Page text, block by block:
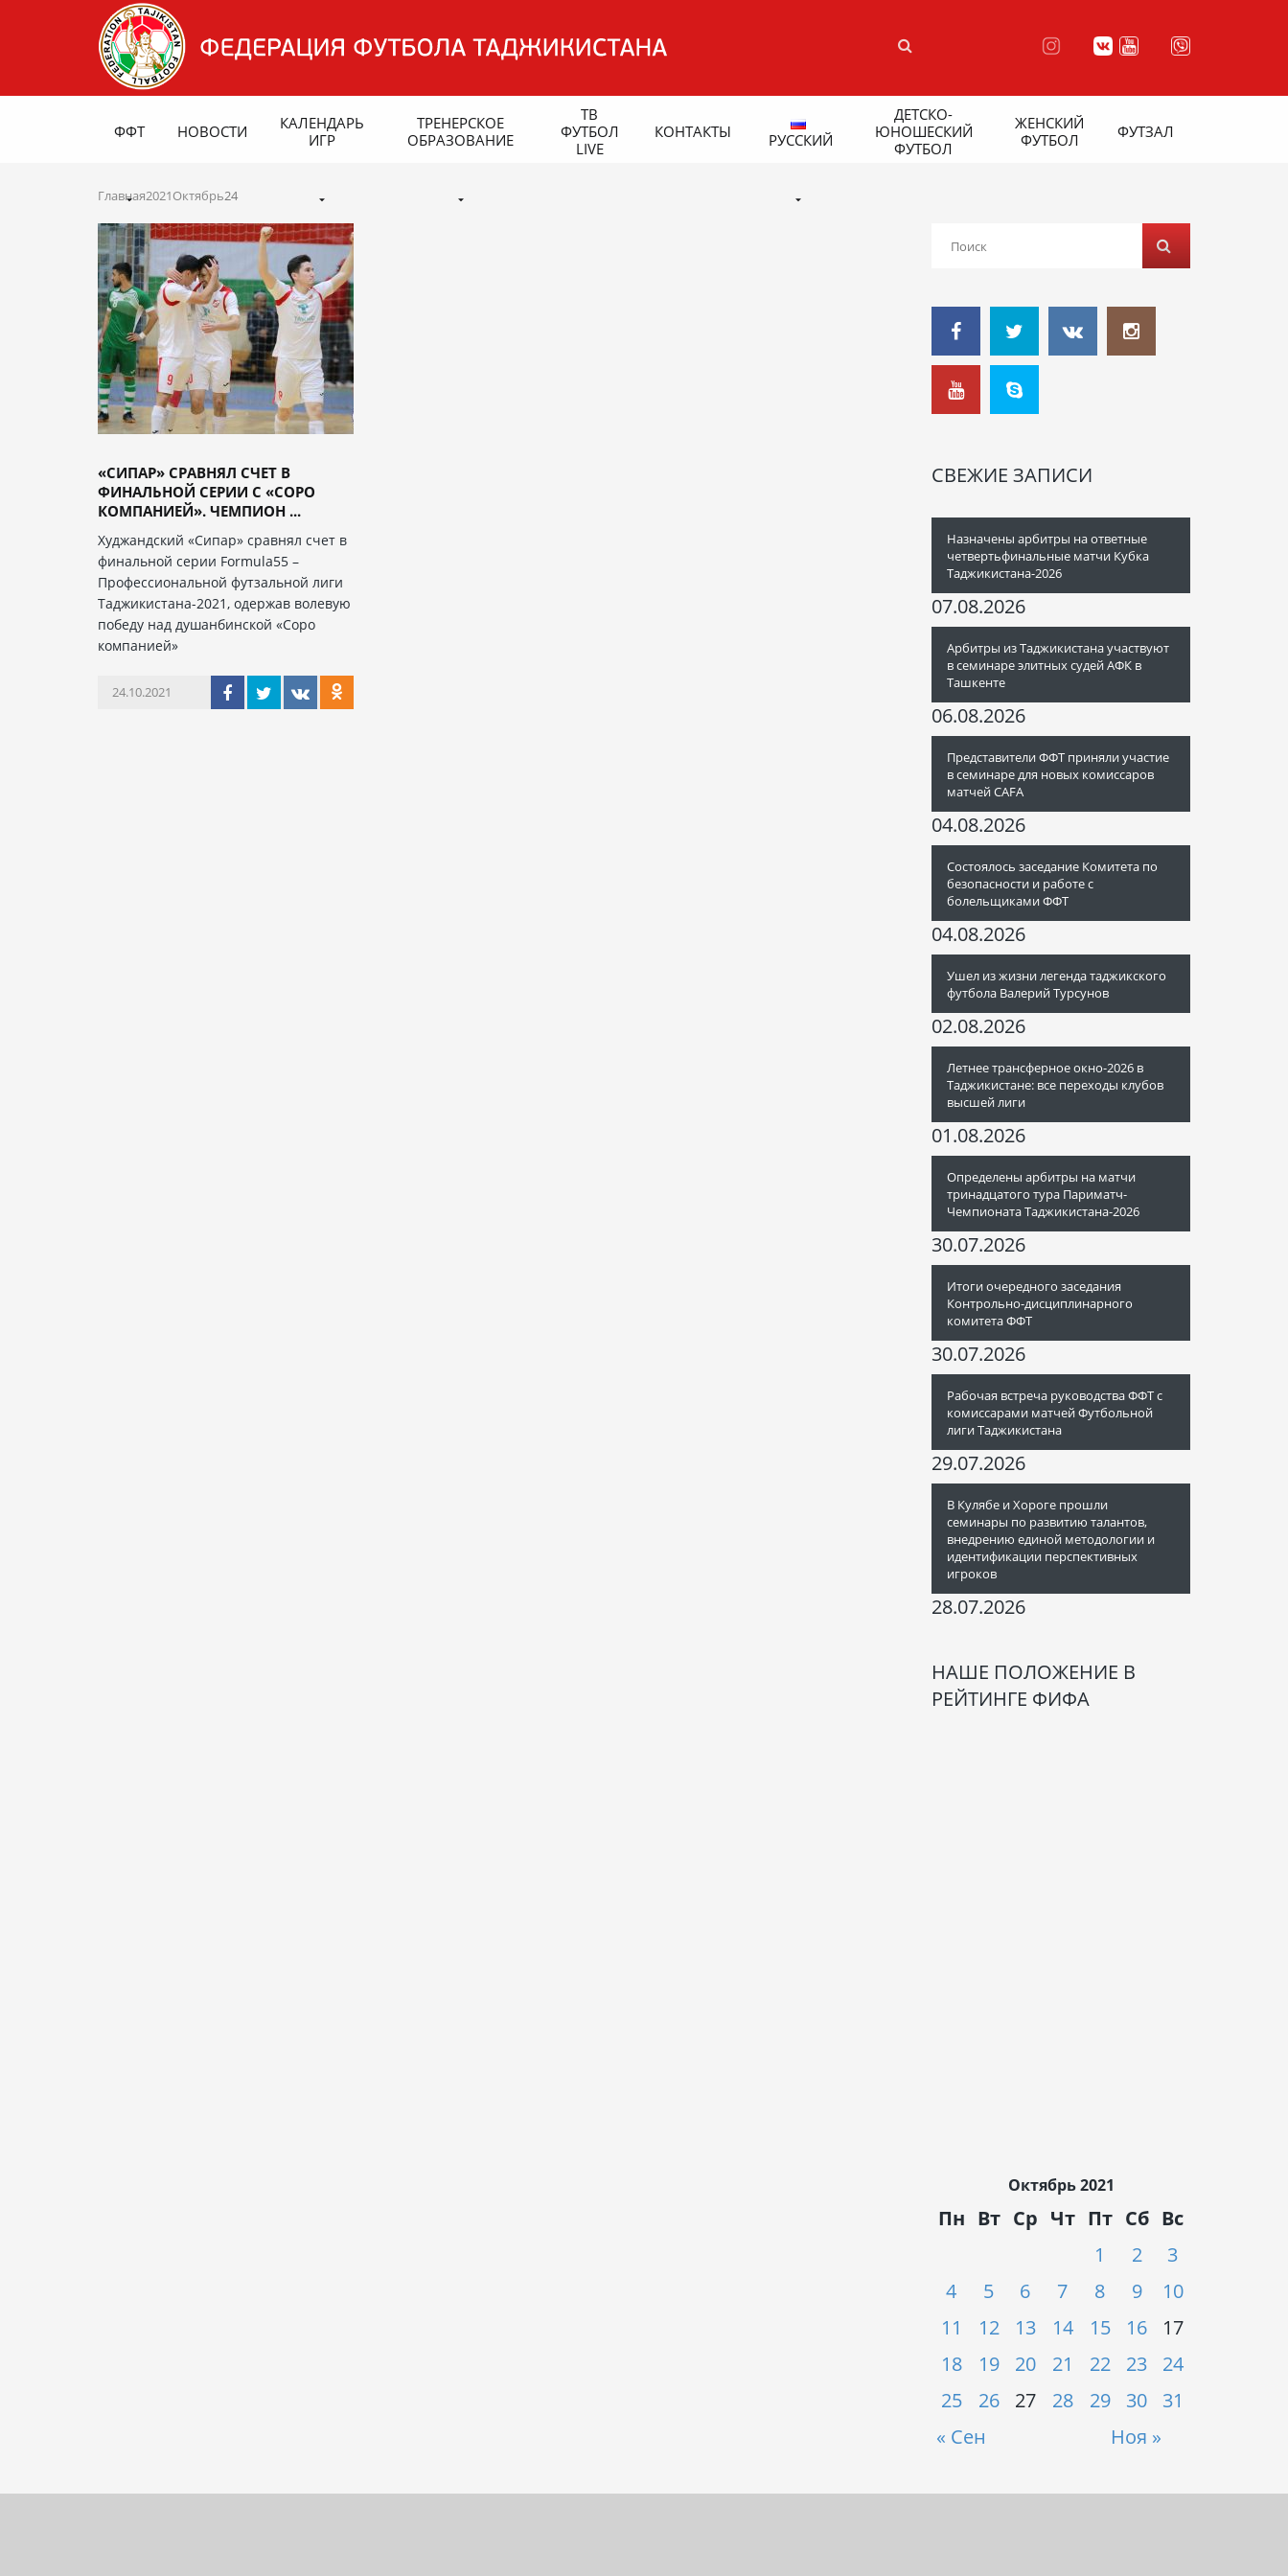
ФФТ НОВОСТИ
КАЛЕНДАРЬ
ИГР
ТРЕНЕРСКОЕ
ОБРАЗОВАНИЕ
ТВ
ФУТБОЛ
LIVE
КОНТАКТЫ РУССКИЙ
ДЕТСКО-
ЮНОШЕСКИЙ
ФУТБОЛ
ЖЕНСКИЙ
ФУТБОЛ
ФУТЗАЛ
Главная2021Октябрь24
«СИПАР» СРАВНЯЛ СЧЕТ В
ФИНАЛЬНОЙ СЕРИИ С «СОРО
КОМПАНИЕЙ». ЧЕМПИОН ...
Худжандский «Сипар» сравнял счет в
финальной серии Formula55 –
Профессиональной футзальной лиги
Таджикистана-2021, одержав волевую
победу над душанбинской «Соро
компанией»
24.10.2021
СВЕЖИЕ ЗАПИСИ
Назначены арбитры на ответные
четвертьфинальные матчи Кубка
Таджикистана-2026
07.08.2026
Арбитры из Таджикистана участвуют
в семинаре элитных судей АФК в
Ташкенте
06.08.2026
Представители ФФТ приняли участие
в семинаре для новых комиссаров
матчей CAFA
04.08.2026
Состоялось заседание Комитета по
безопасности и работе с
болельщиками ФФТ
04.08.2026
Ушел из жизни легенда таджикского
футбола Валерий Турсунов
02.08.2026
Летнее трансферное окно-2026 в
Таджикистане: все переходы клубов
высшей лиги
01.08.2026
Определены арбитры на матчи
тринадцатого тура Париматч-
Чемпионата Таджикистана-2026
30.07.2026
Итоги очередного заседания
Контрольно-дисциплинарного
комитета ФФТ
30.07.2026
Рабочая встреча руководства ФФТ с
комиссарами матчей Футбольной
лиги Таджикистана
29.07.2026
В Кулябе и Хороге прошли
семинары по развитию талантов,
внедрению единой методологии и
идентификации перспективных
игроков
28.07.2026
НАШЕ ПОЛОЖЕНИЕ В
РЕЙТИНГЕ ФИФА
Октябрь 2021
Пн Вт Ср Чт Пт Сб Вс
« Сен Ноя »
1 2
3
4
5 6 7 8 9
10
11
12 13 14 15 16
17
18
19 20 21 22 23
24
25
26 27 28 29 30 31